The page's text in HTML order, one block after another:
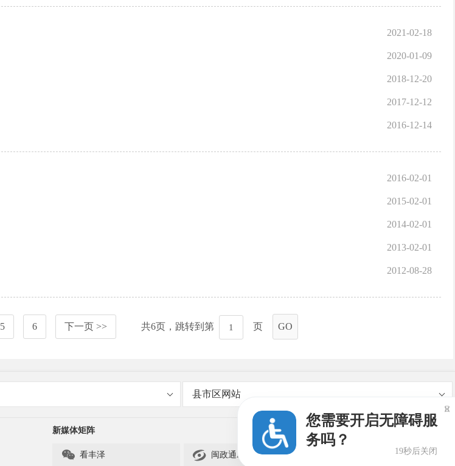
2021-02-18
2020-01-09
2018-12-20
2017-12-12
2016-12-14
2016-02-01
2015-02-01
2014-02-01
2013-02-01
2012-08-28
5 6 下一页 >> 共6页，跳转到第 页 GO
县市区网站
新媒体矩阵
 看丰泽  闽政通APP
您需要开启无障碍服
务吗？
19秒后关闭
